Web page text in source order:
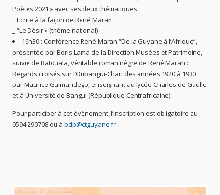
Poètes 2021 » avec ses deux thématiques :
_ Ecrire à la façon de René Maran
_ “Le Désir » (thème national)
19h30 : Conférence René Maran “De la Guyane à l’Afrique”,
présentée par Boris Lama de la Direction Musées et Patrimoine,
suivie de Batouala, véritable roman nègre de René Maran :
Regards croisés sur l’Oubangui-Chari des années 1920 à 1930
par Maurice Guimandego, enseignant au lycée Charles de Gaulle
et à Université de Bangui (République Centrafricaine).
Pour participer à cet évènement, l’inscription est obligatoire au
0594 290708 ou àbdp@ctguyane.fr .